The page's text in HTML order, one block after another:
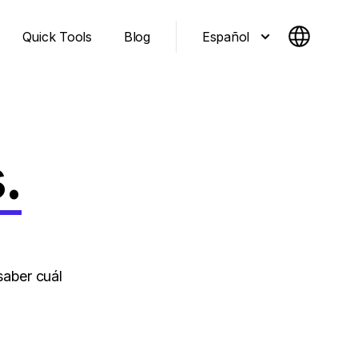
Quick Tools Blog Español
cuál